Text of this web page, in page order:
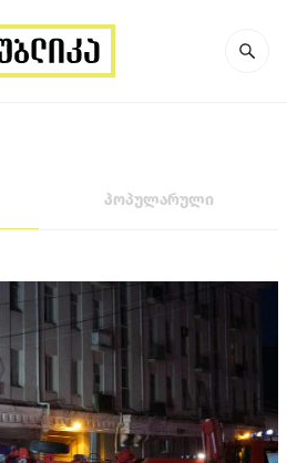
პოპულარული